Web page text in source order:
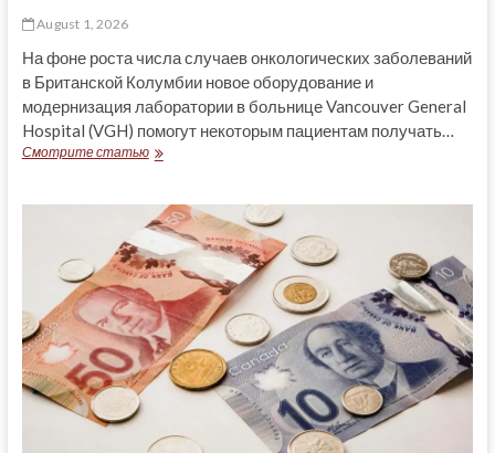
August 1, 2026
На фоне роста числа случаев онкологических заболеваний
в Британской Колумбии новое оборудование и
модернизация лаборатории в больнице Vancouver General
Hospital (VGH) помогут некоторым пациентам получать…
Смотрите статьюVANCOUVER
ДИАГНОСТИКА
РАКА
ЗА
24-
48
ЧАСОВ